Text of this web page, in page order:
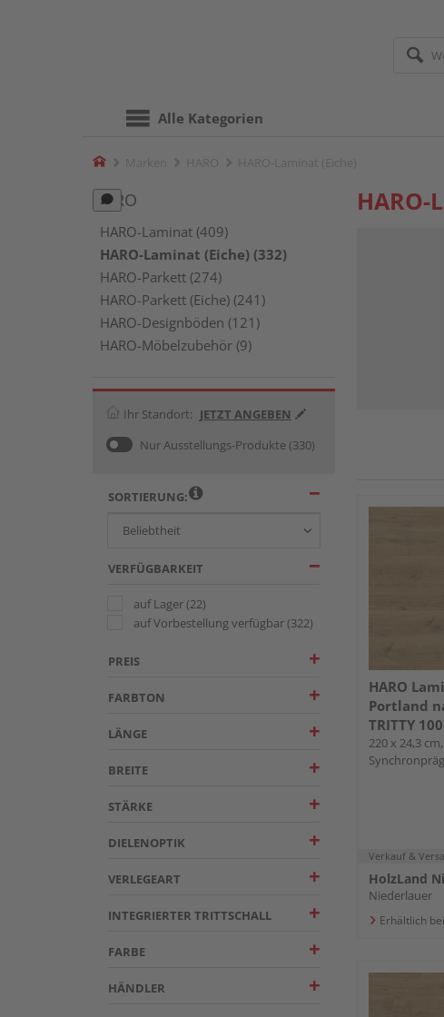
Alle Kategorien
Home
HARO
HARO-Laminat (409)
HARO-Laminat (Eiche) (332)
HARO-Parkett (274)
HARO-Parkett (Eiche) (241)
HARO-Designböden (121)
HARO-Möbelzubehör (9)
Ihr Standort: JETZT ANGEBEN
Nur Ausstellungs-Produkte (330)
SORTIERUNG:
VERFÜGBARKEIT
auf Lager(22)
auf Vorbestellung verfügbar(322)
PREIS
FARBTON
LÄNGE
BREITE
STÄRKE
DIELENOPTIK
VERLEGEART
INTEGRIERTER TRITTSCHALL
FARBE
HÄNDLER
HARO-
HARO
Portland
TRITTY 100
220 x 24,3
Verkauf &
HolzLand
Niederlauer
Erhältlich bei